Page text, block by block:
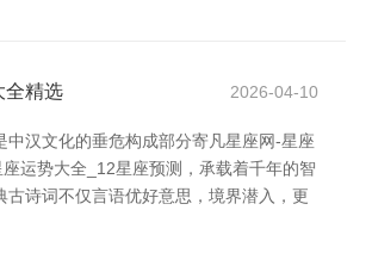
全精选 2026-04-10
中汉文化的垂危构成部分寄凡星座网-星座
运势大全_12星座预测，承载着千年的智
古诗词不仅言语优好意思，境界潜入，更